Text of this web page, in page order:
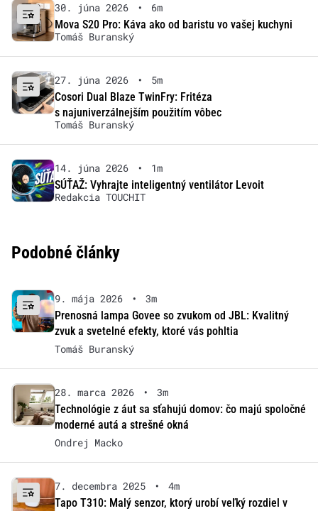
30. júna 2026 •
6m
Mova S20 Pro: Káva ako od baristu vo vašej kuchyni
Tomáš Buranský
27. júna 2026 •
5m
Cosori Dual Blaze TwinFry: Fritéza
s najuniverzálnejším použitím vôbec
Tomáš Buranský
14. júna 2026 •
1m
SÚŤAŽ: Vyhrajte inteligentný ventilátor Levoit
Redakcia TOUCHIT
Podobné články
9. mája 2026 •
3m
Prenosná lampa Govee so zvukom od JBL: Kvalitný
zvuk a svetelné efekty, ktoré vás pohltia
Tomáš Buranský
28. marca 2026 •
3m
Technológie z áut sa sťahujú domov: čo majú spoločné
moderné autá a strešné okná
Ondrej Macko
7. decembra 2025 •
4m
Tapo T310: Malý senzor, ktorý urobí veľký rozdiel v